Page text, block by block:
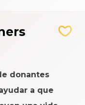
donantes
a que